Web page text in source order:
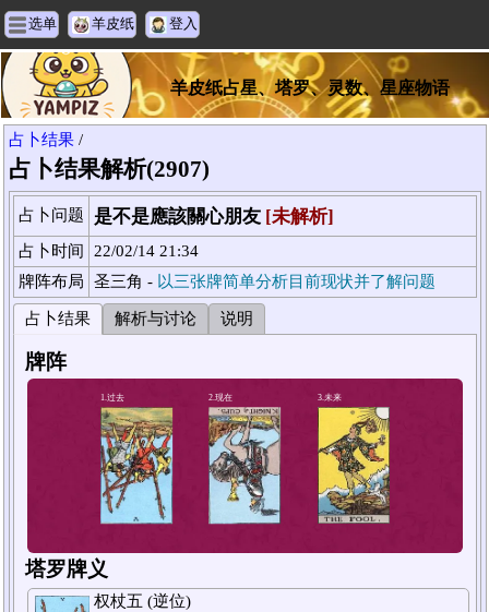
选单 羊皮纸 登入
羊皮纸占星、塔罗、灵数、星座物语
占卜结果 /
占卜结果解析(2907)
占卜问题 是不是應該關心朋友 [未解析]
占卜时间
22/02/14 21:34
牌阵布局
圣三角 - 以三张牌简单分析目前现状并了解问题
占卜结果 解析与讨论 说明
牌阵
塔罗牌义
权杖五 (逆位)